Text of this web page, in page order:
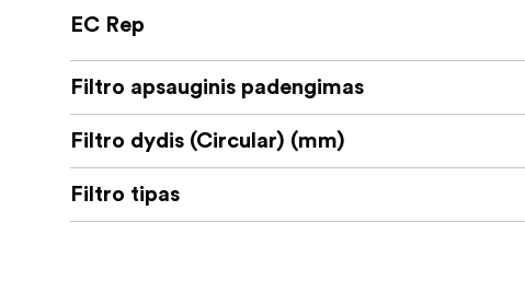
Pašalina atspindžius (nuo nemetalinių
Sumažina miglą peizažuose
Nano danga – atsparumas įbrėžimams ir
EC Rep
Filtro apsauginis padengimas
Filtro dydis (Circular) (mm)
Filtro tipas